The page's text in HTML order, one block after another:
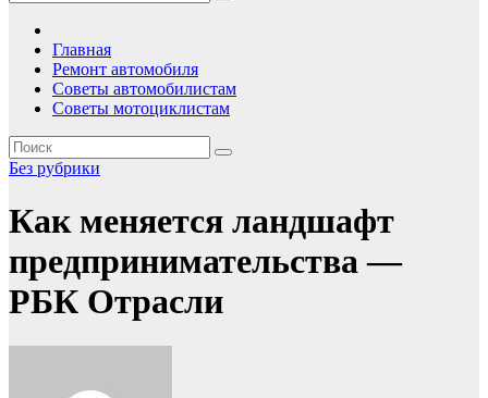
Главная
Ремонт автомобиля
Советы автомобилистам
Советы мотоциклистам
Без рубрики
Как меняется ландшафт
предпринимательства —
РБК Отрасли